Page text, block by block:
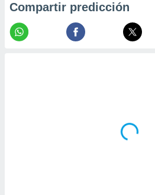
Compartir predicción